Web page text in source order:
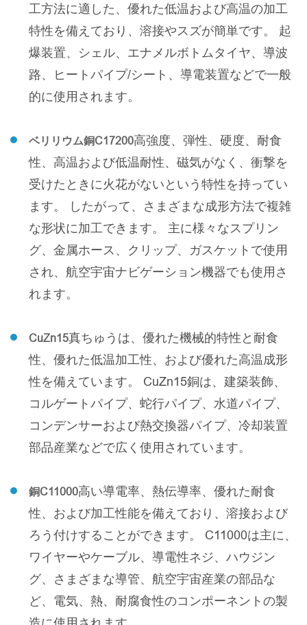
工方法に適した、優れた低温および高温の加工
特性を備えており、溶接やスズが簡単です。 起
爆装置、シェル、エナメルボトムタイヤ、導波
路、ヒートパイプ/シート、導電装置などで一般
的に使用されます。
ベリリウム銅C17200高強度、弾性、硬度、耐食
性、高温および低温耐性、磁気がなく、衝撃を
受けたときに火花がないという特性を持ってい
ます。 したがって、さまざまな成形方法で複雑
な形状に加工できます。 主に様々なスプリン
グ、金属ホース、クリップ、ガスケットで使用
され、航空宇宙ナビゲーション機器でも使用さ
れます。
CuZn15真ちゅうは、優れた機械的特性と耐食
性、優れた低温加工性、および優れた高温成形
性を備えています。 CuZn15銅は、建築装飾、
コルゲートパイプ、蛇行パイプ、水道パイプ、
コンデンサーおよび熱交換器パイプ、冷却装置
部品産業などで広く使用されています。
銅C11000高い導電率、熱伝導率、優れた耐食
性、および加工性能を備えており、溶接および
ろう付けすることができます。 C11000は主に、
ワイヤーやケーブル、導電性ネジ、ハウジン
グ、さまざまな導管、航空宇宙産業の部品な
ど、電気、熱、耐腐食性のコンポーネントの製